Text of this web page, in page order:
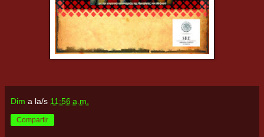
Dim a la/s 11:56 a.m.
Compartir